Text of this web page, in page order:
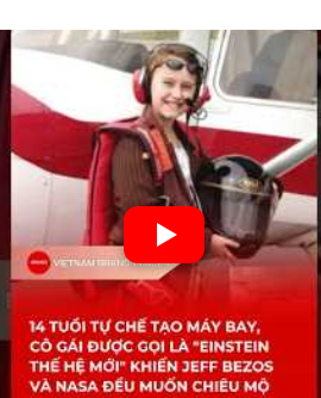
thế hệ trẻ trong lĩnh vực công nghệ.
sự phát triển của công nghệ mới
lĩnh vực số hóa.